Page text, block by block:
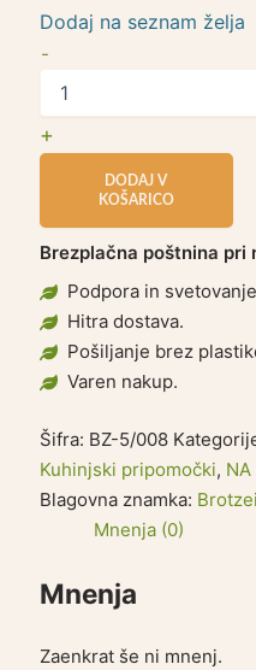
Dodaj na seznam želja
-
+
DODAJ V
KOŠARICO
Brezplačna poštnina pri
Podpora in
Hitra dostava.
Pošiljanje brez
Varen nakup.
Šifra: BZ-5/008
Kuhinjski pripomočki, NA
Blagovna znamka:
Mnenja (0)
Mnenja
Zaenkrat še ni mnenj.